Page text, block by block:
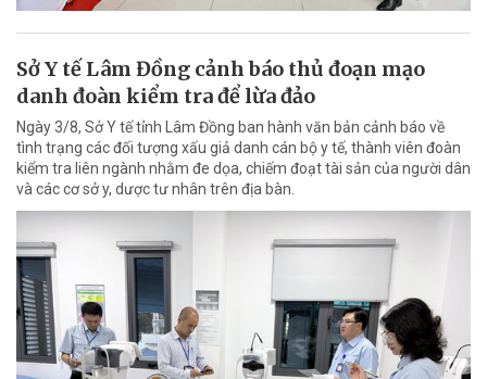
Sở Y tế Lâm Đồng cảnh báo thủ đoạn mạo
danh đoàn kiểm tra để lừa đảo
Ngày 3/8, Sở Y tế tỉnh Lâm Đồng ban hành văn bản cảnh báo về
tình trạng các đối tượng xấu giả danh cán bộ y tế, thành viên đoàn
kiểm tra liên ngành nhằm đe dọa, chiếm đoạt tài sản của người dân
và các cơ sở y, dược tư nhân trên địa bàn.